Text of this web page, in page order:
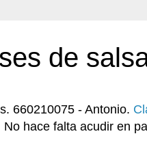
de
660210075 - Antonio.
No hace falta acudir en